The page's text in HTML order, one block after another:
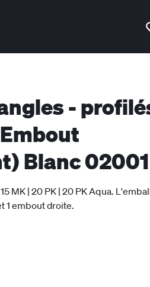
-
Blanc 02001
MK | 20 PK | 20 PK Aqua.
1 embout droite.